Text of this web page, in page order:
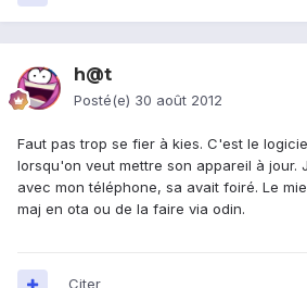
h@t
Posté(e) 30 août 2012
Faut pas trop se fier à kies. C'est le
lorsqu'on veut mettre son appareil à jour.
avec mon téléphone, sa avait foiré. Le
maj en ota ou de la faire via odin.
Citer